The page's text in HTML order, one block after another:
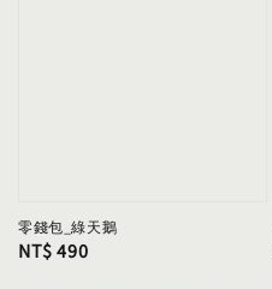
零錢包_綠天鵝
Regular
NT$ 490